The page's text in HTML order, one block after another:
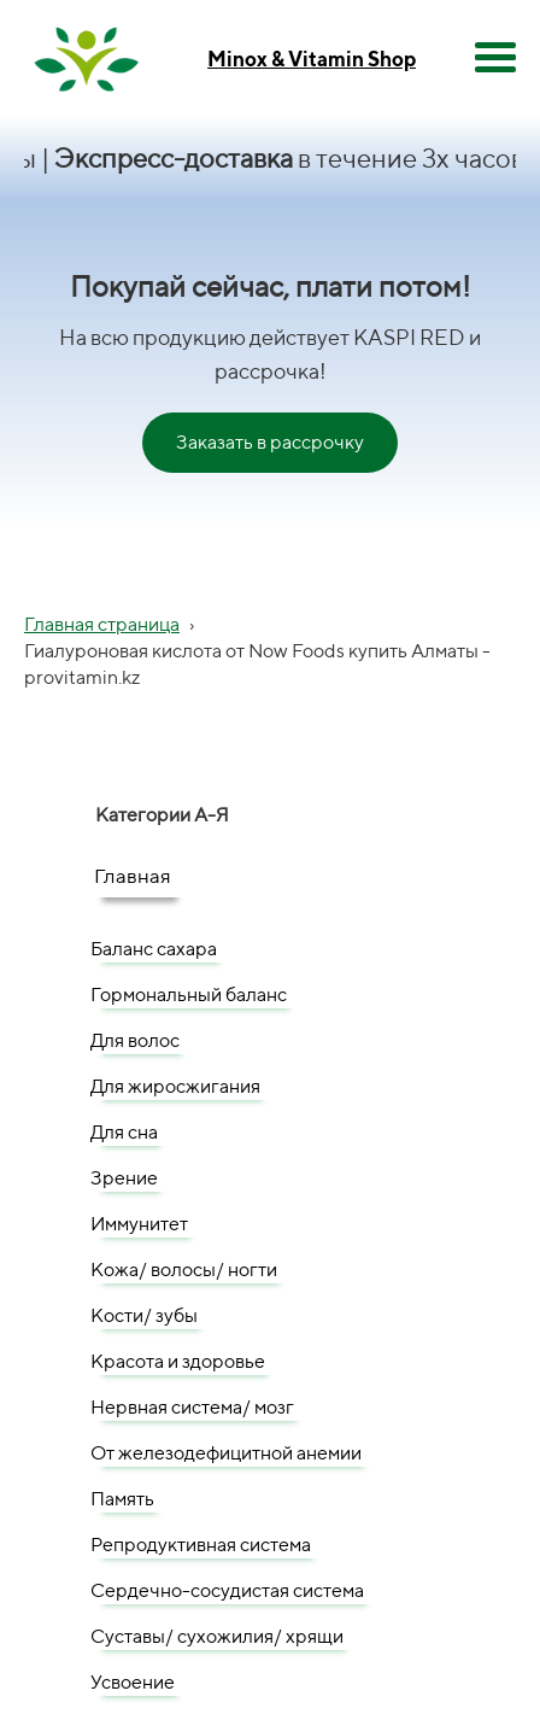
Minox & Vitamin Shop
доставкав течение 3х часов|
Покупай сейчас, плати потом!
На всю продукцию действует KASPI RED и
рассрочка!
Заказать в рассрочку
Главная страница ›
Гиалуроновая кислота от Now Foods купить Алматы -
provitamin.kz
Категории А-Я
Главная
Баланс сахара
Гормональный баланс
Для волос
Для жиросжигания
Для сна
Зрение
Иммунитет
Кожа/ волосы/ ногти
Кости/ зубы
Красота и здоровье
Нервная система/ мозг
От железодефицитной анемии
Память
Репродуктивная система
Сердечно-сосудистая система
Суставы/ сухожилия/ хрящи
Усвоение